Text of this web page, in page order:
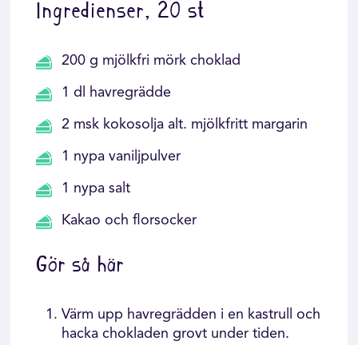
Ingredienser, 20 st
200 g mjölkfri mörk choklad
1 dl havregrädde
2 msk kokosolja alt. mjölkfritt margarin
1 nypa vaniljpulver
1 nypa salt
Kakao och florsocker
Gör så här
Värm upp havregrädden i en kastrull och
hacka chokladen grovt under tiden.